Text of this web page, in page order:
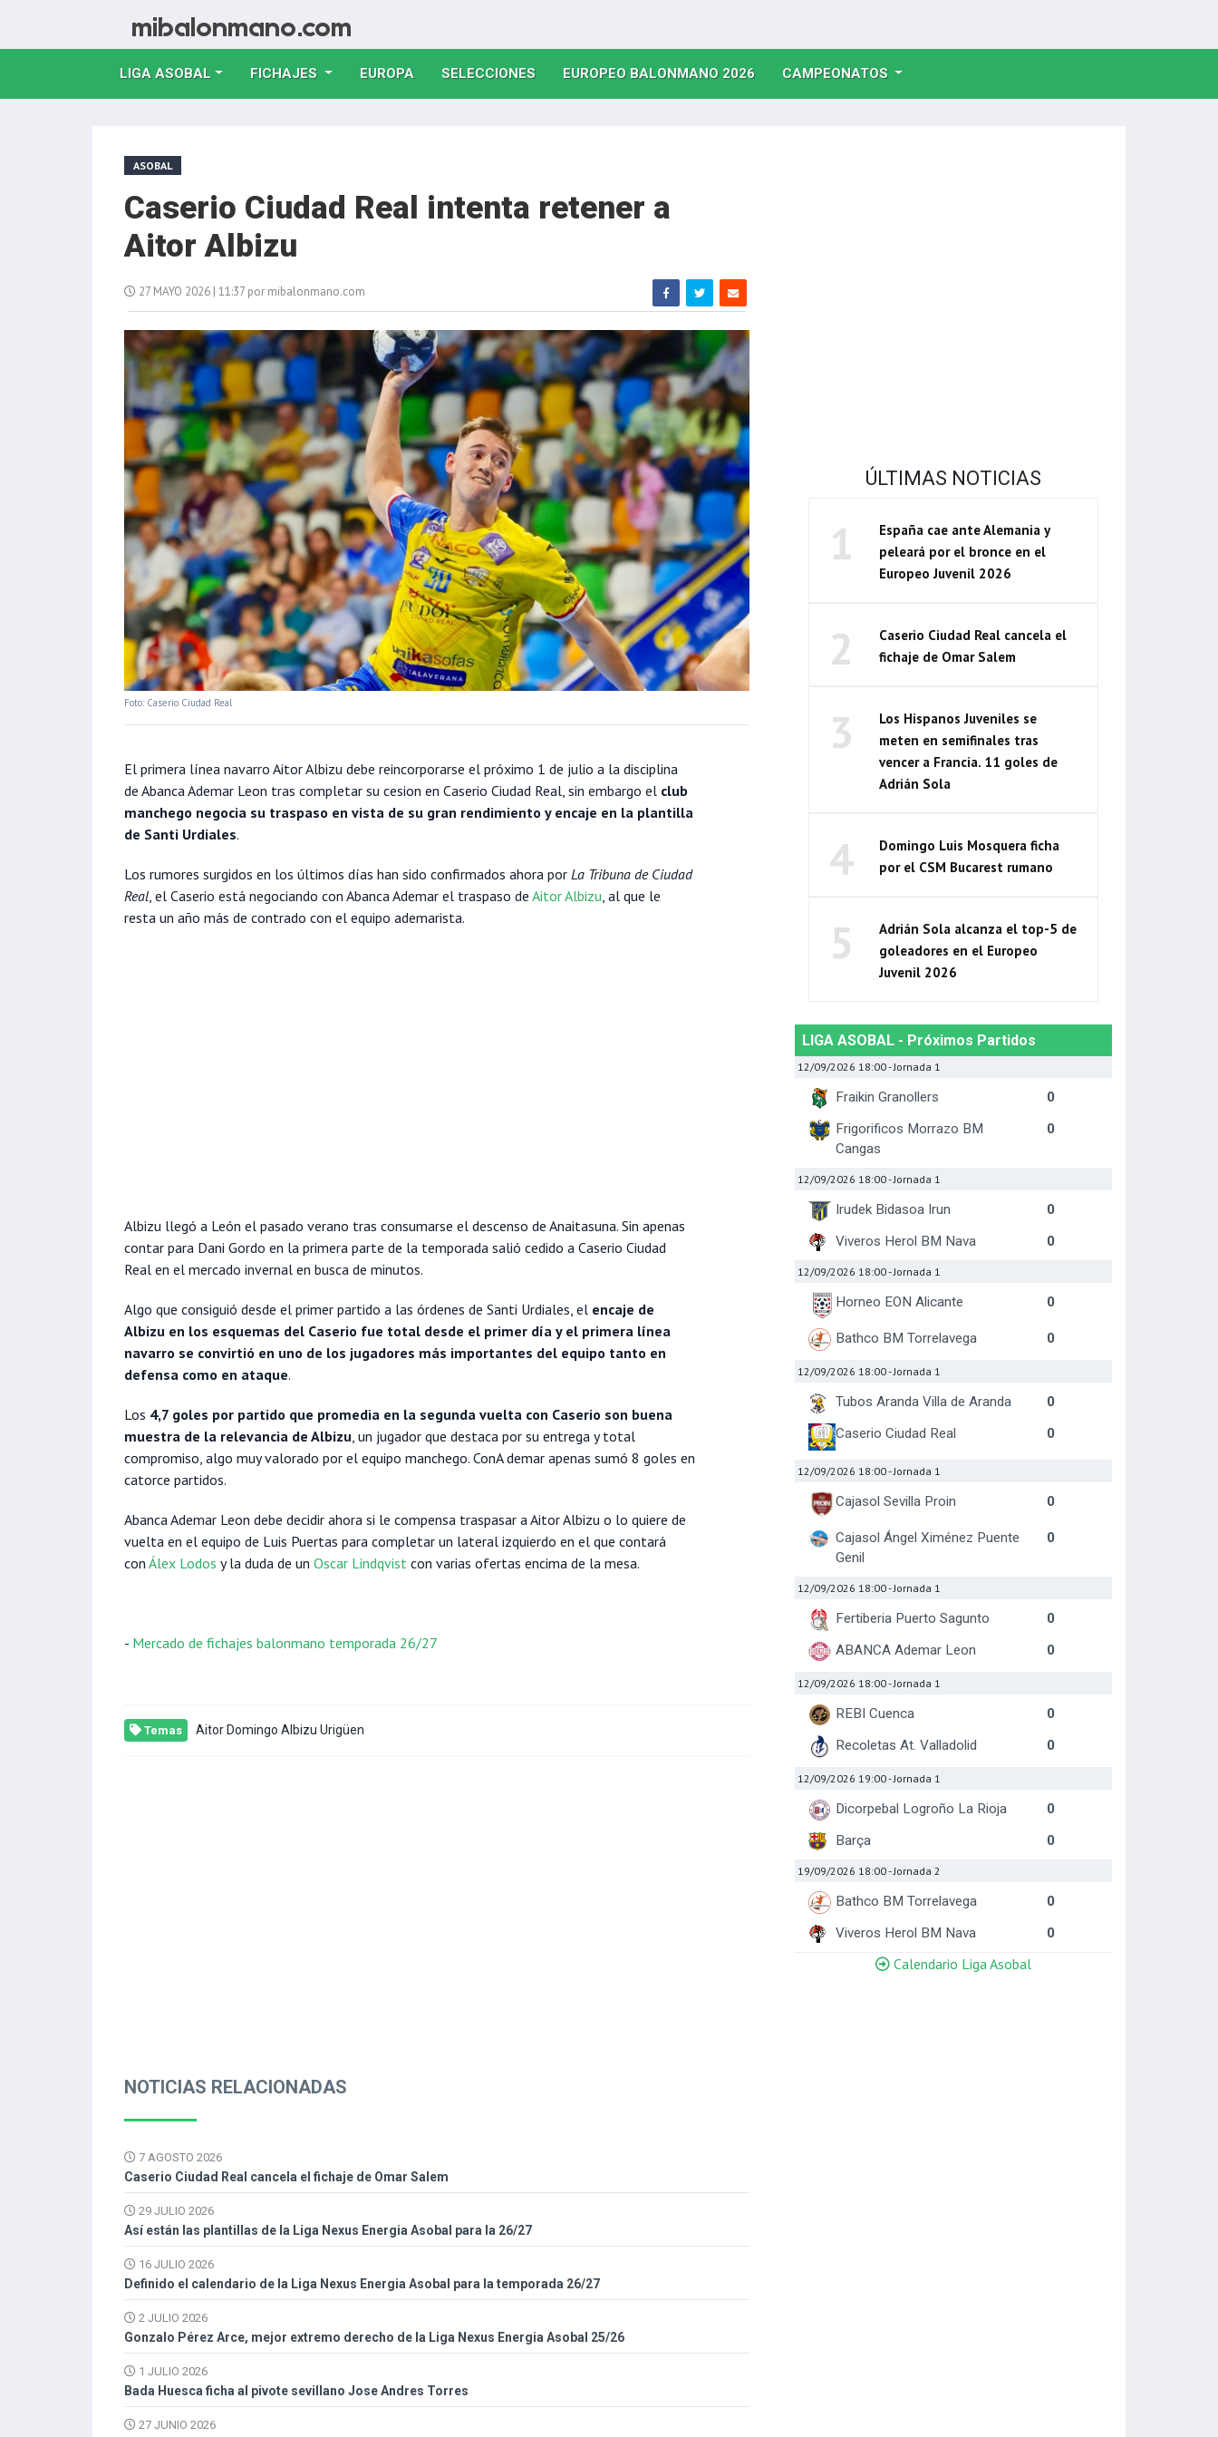
LIGA ASOBAL FICHAJES EUROPA(CURRENT)
SELECCIONES(CURRENT)
EUROPEO BALONMANO 2026(CURRENT)
CAMPEONATOS
ASOBAL
Caserio Ciudad Real intenta retener a
Aitor Albizu
27 MAYO 2026 | 11:37 por mibalonmano.com
Foto: Caserio Ciudad Real
El primera línea navarro Aitor Albizu debe reincorporarse el próximo 1 de julio a la disciplina
de Abanca Ademar Leon tras completar su cesion en Caserio Ciudad Real, sin embargo el club
manchego negocia su traspaso en vista de su gran rendimiento y encaje en la plantilla
de Santi Urdiales.
Los rumores surgidos en los últimos días han sido confirmados ahora por La Tribuna de Ciudad
Real , el Caserio está negociando con Abanca Ademar el traspaso de Aitor Albizu , al que le
resta un año más de contrado con el equipo ademarista.
Albizu llegó a León el pasado verano tras consumarse el descenso de Anaitasuna. Sin apenas
contar para Dani Gordo en la primera parte de la temporada salió cedido a Caserio Ciudad
Real en el mercado invernal en busca de minutos.
Algo que consiguió desde el primer partido a las órdenes de Santi Urdiales, el encaje de
Albizu en los esquemas del Caserio fue total desde el primer día y el primera línea
navarro se convirtió en uno de los jugadores más importantes del equipo tanto en
defensa como en ataque.
Los 4,7 goles por partido que promedia en la segunda vuelta con Caserio son buena
muestra de la relevancia de Albizu , un jugador que destaca por su entrega y total
compromiso, algo muy valorado por el equipo manchego. ConA demar apenas sumó 8 goles en
catorce partidos.
Abanca Ademar Leon debe decidir ahora si le compensa traspasar a Aitor Albizu o lo quiere de
vuelta en el equipo de Luis Puertas para completar un lateral izquierdo en el que contará
con Álex Lodos y la duda de un Oscar Lindqvist con varias ofertas encima de la mesa.
- Mercado de fichajes balonmano temporada 26/27
Temas Aitor Domingo Albizu Urigüen
NOTICIAS RELACIONADAS
7 AGOSTO 2026
Caserio Ciudad Real cancela el fichaje de Omar Salem
29 JULIO 2026
Así están las plantillas de la Liga Nexus Energia Asobal para la 26/27
16 JULIO 2026
Definido el calendario de la Liga Nexus Energia Asobal para la temporada 26/27
2 JULIO 2026
Gonzalo Pérez Arce, mejor extremo derecho de la Liga Nexus Energia Asobal 25/26
1 JULIO 2026
Bada Huesca ficha al pivote sevillano Jose Andres Torres
27 JUNIO 2026
ÚLTIMAS NOTICIAS
1
España cae ante Alemania y
peleará por el bronce en el
Europeo Juvenil 2026
2
Caserio Ciudad Real cancela el
fichaje de Omar Salem
3
Los Hispanos Juveniles se
meten en semifinales tras
vencer a Francia. 11 goles de
Adrián Sola
4
Domingo Luis Mosquera ficha
por el CSM Bucarest rumano
5
Adrián Sola alcanza el top-5 de
goleadores en el Europeo
Juvenil 2026
LIGA ASOBAL - Próximos Partidos
12/09/2026 18:00- Jornada 1
Fraikin Granollers
0
Frigorificos Morrazo BM
Cangas
0
12/09/2026 18:00- Jornada 1
Irudek Bidasoa Irun
0
Viveros Herol BM Nava
0
12/09/2026 18:00- Jornada 1
Horneo EON Alicante 0
Bathco BM Torrelavega 0
12/09/2026 18:00- Jornada 1
Tubos Aranda Villa de Aranda
0
Caserio Ciudad Real
0
12/09/2026 18:00- Jornada 1
Cajasol Sevilla Proin 0
Cajasol Ángel Ximénez Puente
Genil
0
12/09/2026 18:00- Jornada 1
Fertiberia Puerto Sagunto
0
ABANCA Ademar Leon
0
12/09/2026 18:00- Jornada 1
REBI Cuenca
0
Recoletas At. Valladolid
0
12/09/2026 19:00- Jornada 1
Dicorpebal Logroño La Rioja
0
Barça
0
19/09/2026 18:00- Jornada 2
Bathco BM Torrelavega
0
Viveros Herol BM Nava
0
Calendario Liga Asobal